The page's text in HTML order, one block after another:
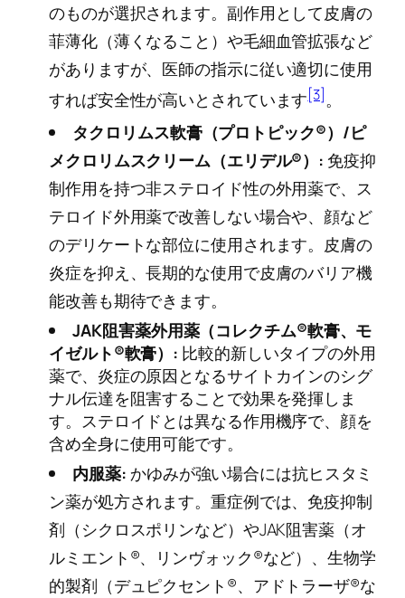
のものが選択されます。副作用として皮膚の
菲薄化（薄くなること）や毛細血管拡張など
がありますが、医師の指示に従い適切に使用
すれば安全性が高いとされています[3]。
タクロリムス軟膏（プロトピック®）/ピ
メクロリムスクリーム（エリデル®）: 免疫抑
制作用を持つ非ステロイド性の外用薬で、ス
テロイド外用薬で改善しない場合や、顔など
のデリケートな部位に使用されます。皮膚の
炎症を抑え、長期的な使用で皮膚のバリア機
能改善も期待できます。
JAK阻害薬外用薬（コレクチム®軟膏、モ
イゼルト®軟膏）: 比較的新しいタイプの外用
薬で、炎症の原因となるサイトカインのシグ
ナル伝達を阻害することで効果を発揮しま
す。ステロイドとは異なる作用機序で、顔を
含め全身に使用可能です。
内服薬:かゆみが強い場合には抗ヒスタミ
ン薬が処方されます。重症例では、免疫抑制
剤（シクロスポリンなど）やJAK阻害薬（オ
ルミエント®、リンヴォック®など）、生物学
的製剤（デュピクセント®、アドトラーザ®な